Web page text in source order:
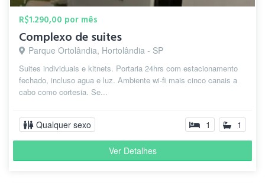
R$1.290,00 por mês
Complexo de suites
Parque Ortolândia, Hortolândia - SP
Suites individuais e kitnets. Portaria 24hrs com estacionamento
fechado, incluso agua e luz. Ambiente wi-fi mais cinco canais a
cabo como cortesia. Se...
Qualquer sexo 1 1
Ver Detalhes